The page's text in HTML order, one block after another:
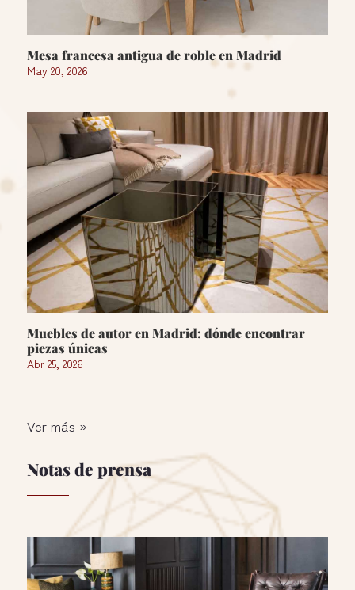
Mesa francesa antigua de roble en Madrid
May 20, 2026
Muebles de autor en Madrid: dónde encontrar
piezas únicas
Abr 25, 2026
Ver más »
Notas de prensa